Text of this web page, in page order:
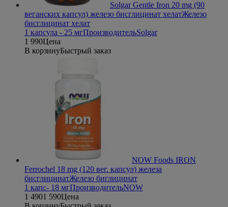
Solgar Gentle Iron 20 mg (90
веганских капсул) железо бисглицинат хелатЖелезо
бисглицинат хелат
1 капсула - 25 мгПроизводительSolgar
1 990Цена
В корзинуБыстрый заказ
NOW Foods IRON
Ferrochel 18 mg (120 вег. капсул) железа
бисглицинатЖелезо биглицинат
1 капс- 18 мгПроизводительNOW
1 4901 590Цена